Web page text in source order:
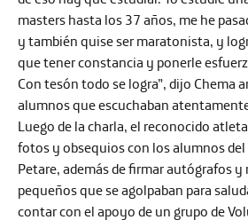
masters hasta los 37 años, me he
y también quise ser maratonista, y
que tener constancia y ponerle
Con tesón todo se logra”, dijo Chema
alumnos que escuchaban
Luego de la charla, el reconocido
fotos y obsequios con los alumnos
Petare, además de firmar autógrafos y
pequeños que se agolpaban para
contar con el apoyo de un grupo de